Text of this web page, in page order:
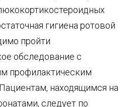
гигиена ротовой
пройти
обследование с
профилактическим
находящимся на
следует по